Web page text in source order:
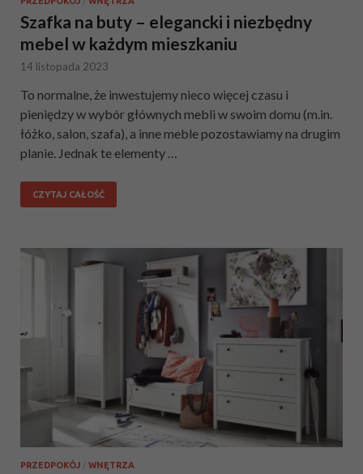
Szafka na buty – elegancki i niezbędny
mebel w każdym mieszkaniu
14 listopada 2023
To normalne, że inwestujemy nieco więcej czasu i
pieniędzy w wybór głównych mebli w swoim domu (m.in.
łóżko, salon, szafa), a inne meble pozostawiamy na drugim
planie. Jednak te elementy …
CZYTAJ CAŁOŚĆ
PRZEDPOKÓJ / WNĘTRZA